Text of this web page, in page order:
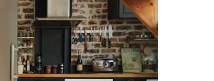
erkunde die Ergebnisse durch Berühren oder Wischgesten.